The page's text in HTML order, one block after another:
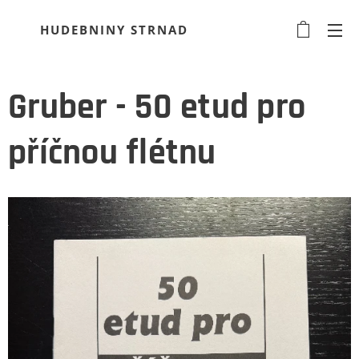
HUDEBNINY STRNAD
Gruber - 50 etud pro
příčnou flétnu